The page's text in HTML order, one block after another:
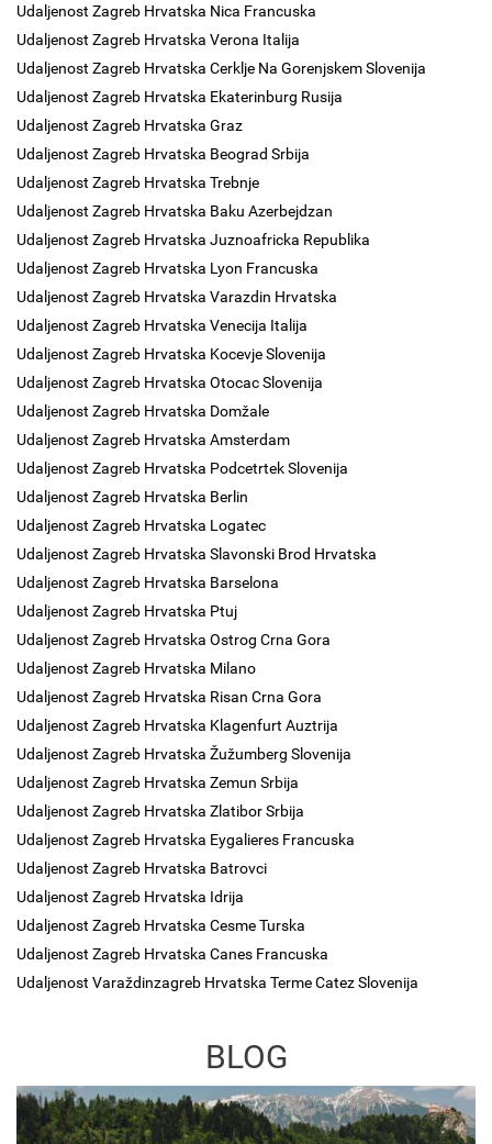
Udaljenost Zagreb Hrvatska Nica Francuska
Udaljenost Zagreb Hrvatska Verona Italija
Udaljenost Zagreb Hrvatska Cerklje Na Gorenjskem Slovenija
Udaljenost Zagreb Hrvatska Ekaterinburg Rusija
Udaljenost Zagreb Hrvatska Graz
Udaljenost Zagreb Hrvatska Beograd Srbija
Udaljenost Zagreb Hrvatska Trebnje
Udaljenost Zagreb Hrvatska Baku Azerbejdzan
Udaljenost Zagreb Hrvatska Juznoafricka Republika
Udaljenost Zagreb Hrvatska Lyon Francuska
Udaljenost Zagreb Hrvatska Varazdin Hrvatska
Udaljenost Zagreb Hrvatska Venecija Italija
Udaljenost Zagreb Hrvatska Kocevje Slovenija
Udaljenost Zagreb Hrvatska Otocac Slovenija
Udaljenost Zagreb Hrvatska Domžale
Udaljenost Zagreb Hrvatska Amsterdam
Udaljenost Zagreb Hrvatska Podcetrtek Slovenija
Udaljenost Zagreb Hrvatska Berlin
Udaljenost Zagreb Hrvatska Logatec
Udaljenost Zagreb Hrvatska Slavonski Brod Hrvatska
Udaljenost Zagreb Hrvatska Barselona
Udaljenost Zagreb Hrvatska Ptuj
Udaljenost Zagreb Hrvatska Ostrog Crna Gora
Udaljenost Zagreb Hrvatska Milano
Udaljenost Zagreb Hrvatska Risan Crna Gora
Udaljenost Zagreb Hrvatska Klagenfurt Auztrija
Udaljenost Zagreb Hrvatska Žužumberg Slovenija
Udaljenost Zagreb Hrvatska Zemun Srbija
Udaljenost Zagreb Hrvatska Zlatibor Srbija
Udaljenost Zagreb Hrvatska Eygalieres Francuska
Udaljenost Zagreb Hrvatska Batrovci
Udaljenost Zagreb Hrvatska Idrija
Udaljenost Zagreb Hrvatska Cesme Turska
Udaljenost Zagreb Hrvatska Canes Francuska
Udaljenost Varaždinzagreb Hrvatska Terme Catez Slovenija
BLOG